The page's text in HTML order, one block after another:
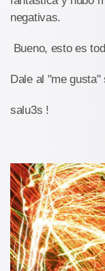
negativas.
Bueno, esto es
Dale al "me
salu3s !